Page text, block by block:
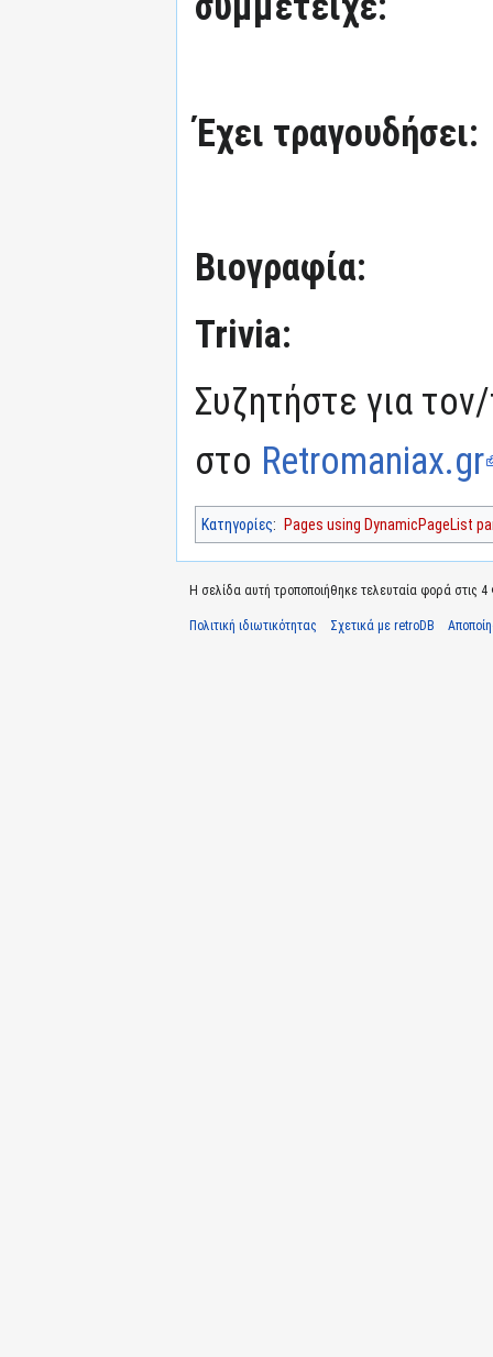
Έχει τραγουδήσει:
Βιογραφία:
Trivia:
Συζητήστε για
στο Retromaniax.gr
Κατηγορίες: Pages using DynamicPageList
Η σελίδα αυτή τροποποιήθηκε τελευταία φορά στις
Πολιτική ιδιωτικότητας Σχετικά με retroDB